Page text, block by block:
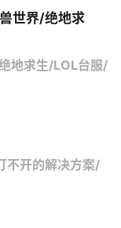
世界/绝地求
地求生/LOL台服/
不开的解决方案/